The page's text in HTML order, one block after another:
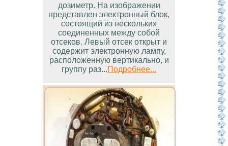
дозиметр. На изображении
представлен электронный блок,
состоящий из нескольких
соединенных между собой
отсеков. Левый отсек открыт и
содержит электронную лампу,
расположенную вертикально, и
группу раз...Подробнее...